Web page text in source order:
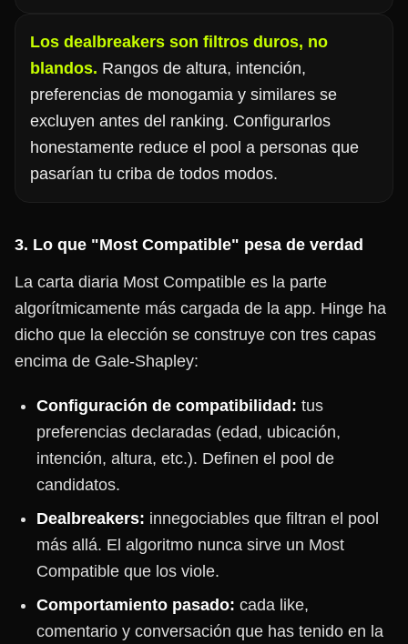
Los dealbreakers son filtros duros, no
blandos. Rangos de altura, intención,
preferencias de monogamia y similares se
excluyen antes del ranking. Configurarlos
honestamente reduce el pool a personas que
pasarían tu criba de todos modos.
3. Lo que "Most Compatible" pesa de verdad
La carta diaria Most Compatible es la parte
algorítmicamente más cargada de la app. Hinge ha
dicho que la elección se construye con tres capas
encima de Gale-Shapley:
Configuración de compatibilidad: tus
preferencias declaradas (edad, ubicación,
intención, altura, etc.). Definen el pool de
candidatos.
Dealbreakers: innegociables que filtran el pool
más allá. El algoritmo nunca sirve un Most
Compatible que los viole.
Comportamiento pasado: cada like,
comentario y conversación que has tenido en la